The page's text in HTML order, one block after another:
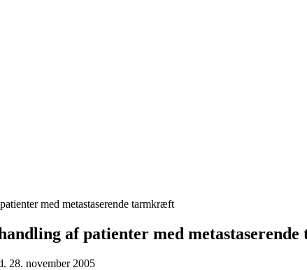
med metastaserende tarmkræft
af patienter med
28. november 2005